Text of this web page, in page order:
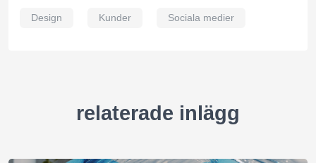
Design Kunder Sociala medier
relaterade inlägg